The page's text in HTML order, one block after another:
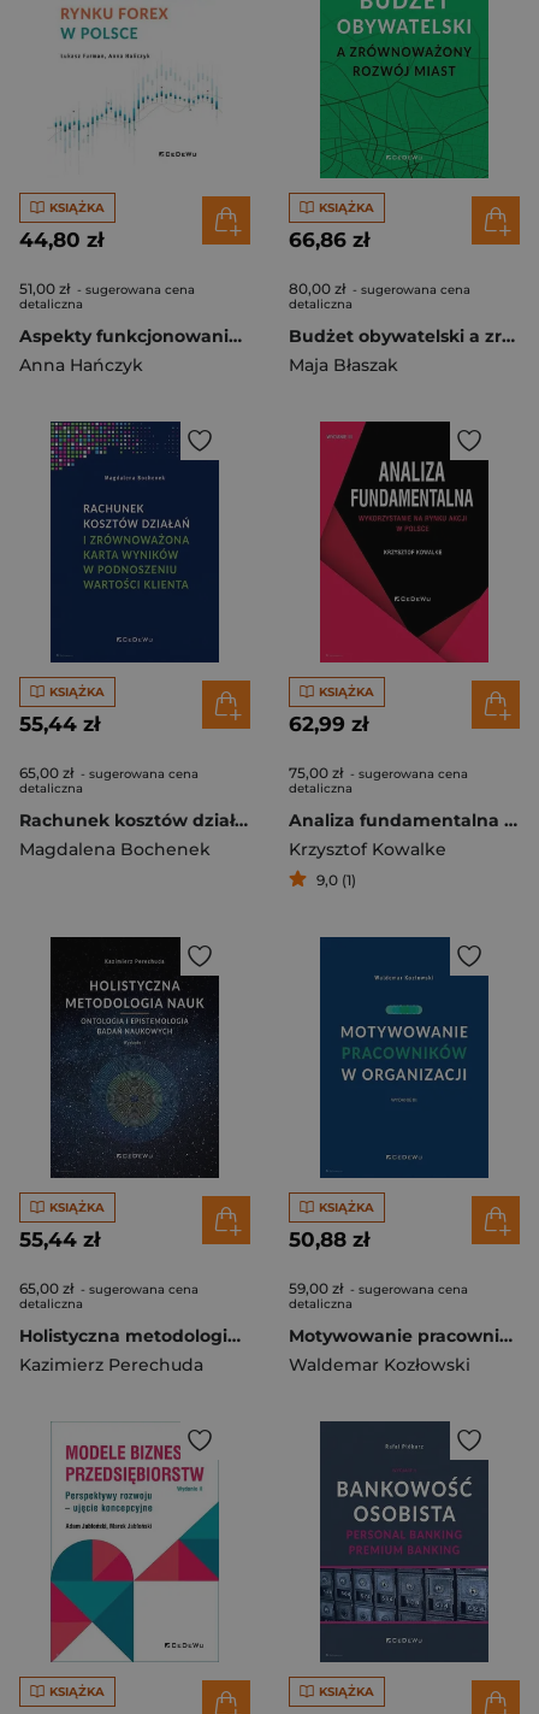
KSIĄŻKA
44,80 zł
51,00 zł - sugerowana cena
detaliczna
Aspekty funkcjonowania rynku FOREX w Polsce
Anna Hańczyk
KSIĄŻKA
66,86 zł
80,00 zł - sugerowana cena
detaliczna
Budżet obywatelski a zrównoważony rozwój miast
Maja Błaszak
KSIĄŻKA
55,44 zł
65,00 zł - sugerowana cena
detaliczna
Rachunek kosztów działań i zrównoważona karta wyników w podnoszeniu wartości klienta
Magdalena Bochenek
KSIĄŻKA
62,99 zł
75,00 zł - sugerowana cena
detaliczna
Analiza fundamentalna Wykorzystanie na rynku akcji w Polsce
Krzysztof Kowalke
9,0 (1)
KSIĄŻKA
55,44 zł
65,00 zł - sugerowana cena
detaliczna
Holistyczna metodologia nauk Ontologia i epistemologia badań naukowych
Kazimierz Perechuda
KSIĄŻKA
50,88 zł
59,00 zł - sugerowana cena
detaliczna
Motywowanie pracowników w organizacji
Waldemar Kozłowski
KSIĄŻKA KSIĄŻKA